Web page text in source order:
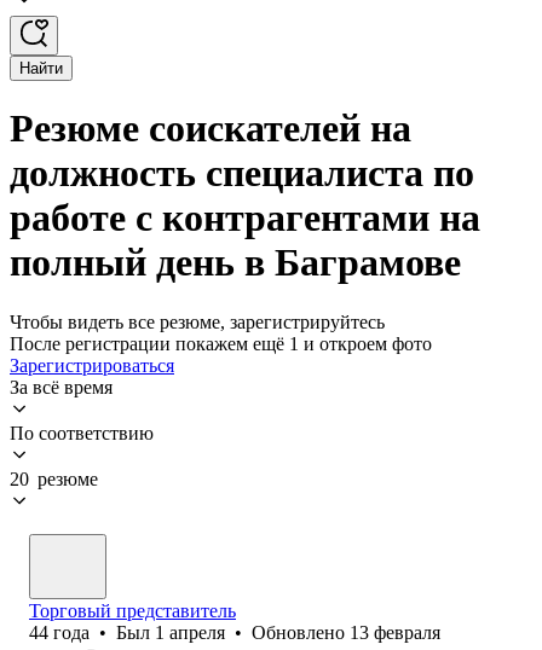
Найти
Резюме соискателей на
должность специалиста по
работе с контрагентами на
полный день в Баграмове
Чтобы видеть все резюме, зарегистрируйтесь
После регистрации покажем ещё 1 и откроем фото
Зарегистрироваться
За всё время
По соответствию
20 резюме
Торговый представитель
44 года • Был 1 апреля • Обновлено 13 февраля